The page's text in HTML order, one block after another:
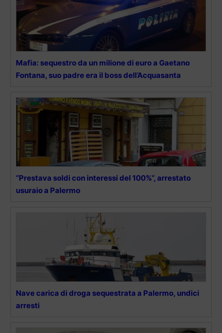
Mafia: sequestro da un milione di euro a Gaetano
Fontana, suo padre era il boss dell’Acquasanta
“Prestava soldi con interessi del 100%”, arrestato
usuraio a Palermo
Nave carica di droga sequestrata a Palermo, undici
arresti